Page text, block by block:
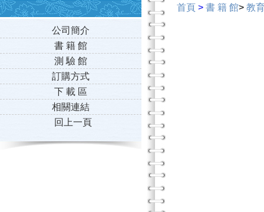
公司簡介
書 籍 館
測 驗 館
訂購方式
下 載 區
相關連結
回上一頁
首頁 > 書 籍 館> 教